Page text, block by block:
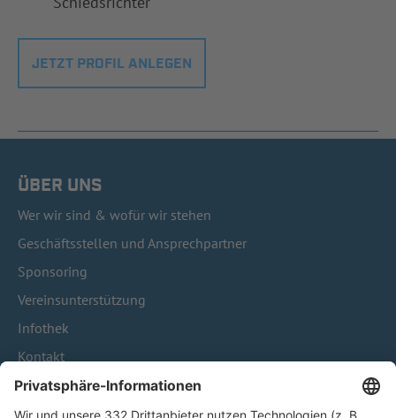
JETZT PROFIL ANLEGEN
ÜBER UNS
Wer wir sind & wofür wir stehen
Geschäftsstellen und Ansprechpartner
Sponsoring
Vereinsunterstützung
Infothek
Kontakt
HÄUFIG BESUCHTE SEITEN